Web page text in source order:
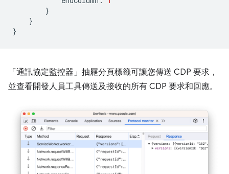
}
}
}
「通訊協定監控器」 抽屜分頁標籤可讓您傳送 CDP 要求，
並查看開發人員工具傳送及接收的所有 CDP 要求和回應。